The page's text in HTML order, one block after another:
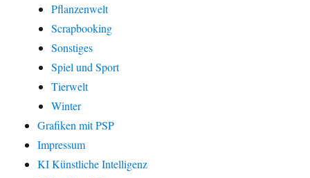
Pflanzenwelt
Scrapbooking
Sonstiges
Spiel und Sport
Tierwelt
Winter
Grafiken mit PSP
Impressum
KI Künstliche Intelligenz